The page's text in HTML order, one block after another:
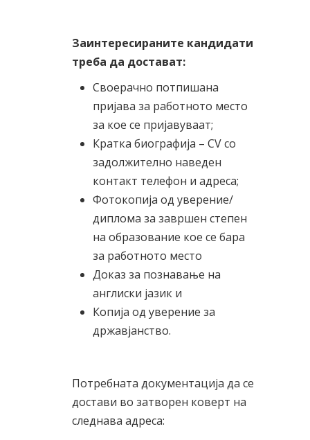
Заинтересираните кандидати
треба да достават:
Своерачно потпишана
пријава за работното место
за кое се пријавуваат;
Кратка биографија – CV со
задолжително наведен
контакт телефон и адреса;
Фотокопија од уверение/
диплома за завршен степен
на образование кое се бара
за работното место
Доказ за познавање на
англиски јазик и
Копија од уверение за
државјанство.
Потребната документација да се
достави во затворен коверт на
следнава адреса: